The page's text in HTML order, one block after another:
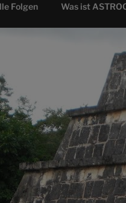
Folgen Was ist